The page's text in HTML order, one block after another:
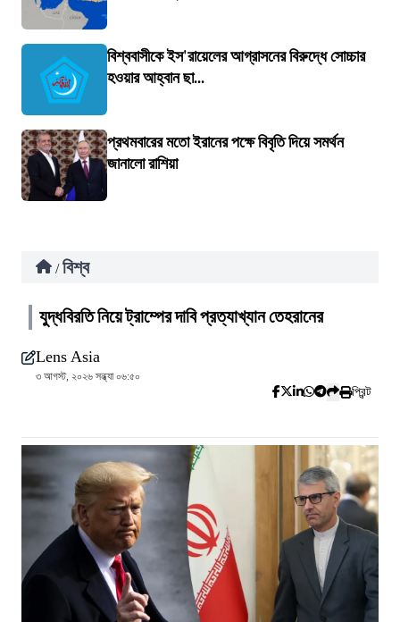
বিশ্ববাসীকে ইস'রায়েলের আগ্রাসনের বিরুদ্ধে সোচ্চার
হওয়ার আহ্বান ছা...
প্রথমবারের মতো ইরানের পক্ষে বিবৃতি দিয়ে সমর্থন
জানালো রাশিয়া
/ বিশ্ব
যুদ্ধবিরতি নিয়ে ট্রাম্পের দাবি প্রত্যাখ্যান তেহরানের
Lens Asia
৩ আগস্ট, ২০২৬ সন্ধ্যা ০৬:৫০
প্রিন্ট